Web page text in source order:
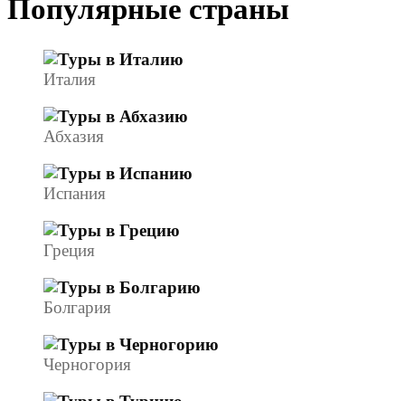
Популярные страны
Италия
Абхазия
Испания
Греция
Болгария
Черногория